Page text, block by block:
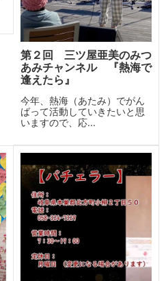
第２回 三ツ屋亜美のみつ
あみチャンネル 『熱海で
逢えたら』
今年、熱海（あたみ）でがん
ばって活動していきたいと思
いますので、応...